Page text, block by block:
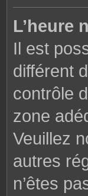
L’heure
Il est
différent
contrôle
zone
Veuillez
autres
n’êtes